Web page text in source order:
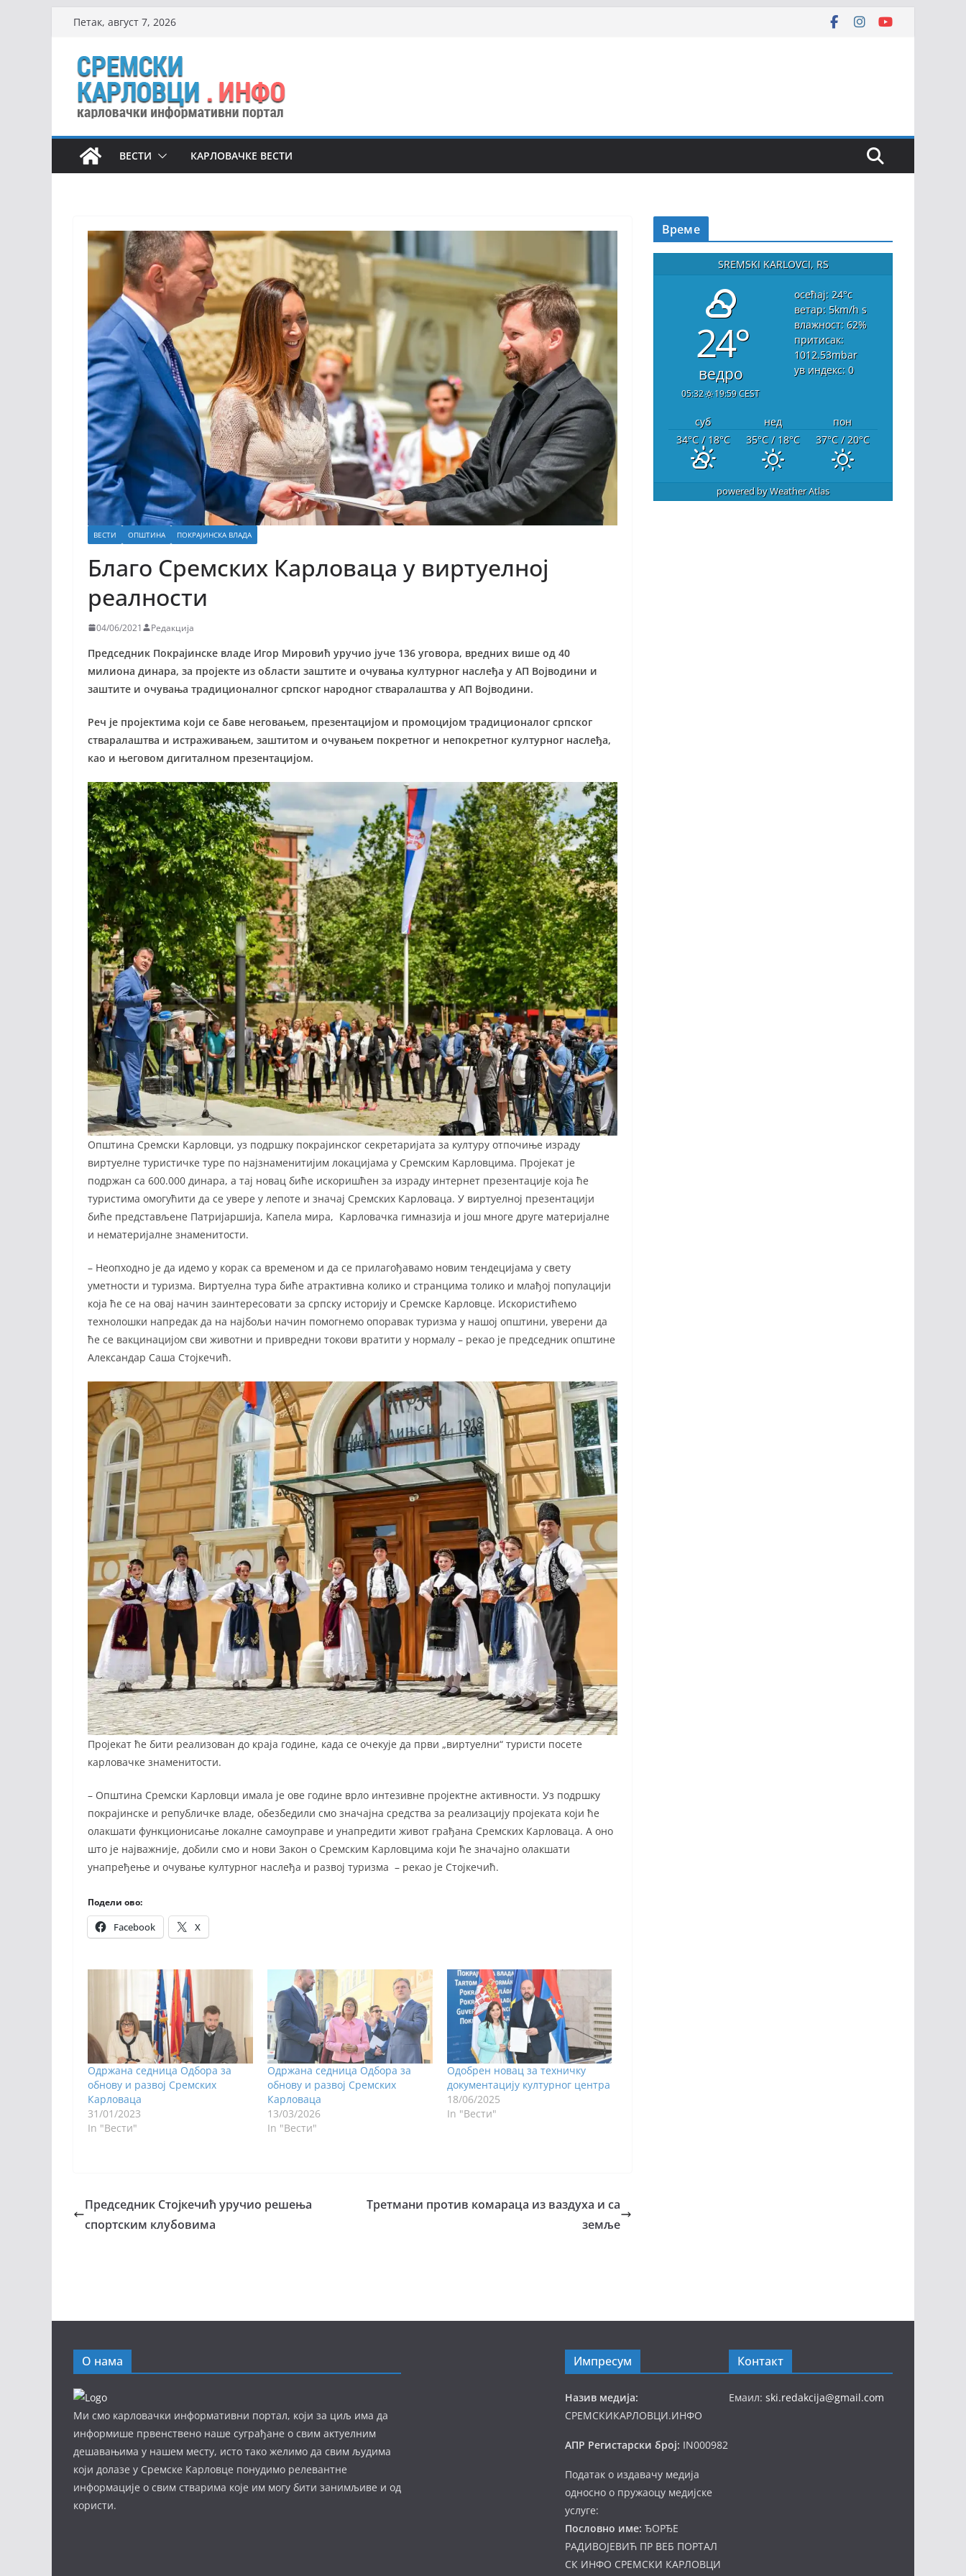
content
Петак, август 7, 2026
ВЕСТИ КАРЛОВАЧКЕ ВЕСТИ
ВЕСТИ ОПШТИНА ПОКРАЈИНСКА ВЛАДА
Благо Сремских Карловаца у виртуелној
реалности
04/06/2021 Редакција
Председник Покрајинске владе Игор Мировић уручио јуче 136 уговора, вредних више од 40
милиона динара, за пројекте из области заштите и очувања културног наслеђа у АП Војводини и
заштите и очувања традиционалног српског народног стваралаштва у АП Војводини.
Реч је пројектима који се баве неговањем, презентацијом и промоцијом традиционалог српског
стваралаштва и истраживањем, заштитом и очувањем покретног и непокретног културног наслеђа,
као и његовом дигиталном презентацијом.
Општина Сремски Карловци, уз подршку покрајинског секретаријата за културу отпочиње израду
виртуелне туристичке туре по најзнаменитијим локацијама у Сремским Kарловцима. Пројекат је
подржан са 600.000 динара, а тај новац биће искоришћен за израду интернет презентације која ће
туристима омогућити да се увере у лепоте и значај Сремских Карловаца. У виртуелној презентацији
биће представљене Патријаршија, Капела мира, Карловачка гимназија и још многе друге материјалне
и нематеријалне знаменитости.
– Неопходно је да идемо у корак са временом и да се прилагођавамо новим тендецијама у свету
уметности и туризма. Виртуелна тура биће атрактивна колико и странцима толико и млађој популацији
која ће се на овај начин заинтересовати за српску историју и Сремске Карловце. Искористићемо
технолошки напредак да на најбољи начин помогнемо опоравак туризма у нашој општини, уверени да
ће се вакцинацијом сви животни и привредни токови вратити у нормалу – рекао је председник општине
Александар Саша Стојкечић.
Пројекат ће бити реализован до краја године, када се очекује да први „виртуелни“ туристи посете
карловачке знаменитости.
– Општина Сремски Карловци имала је ове године врло интезивне пројектне активности. Уз подршку
покрајинске и републичке владе, обезбедили смо значајна средства за реализацију пројеката који ће
олакшати функционисање локалне самоуправе и унапредити живот грађана Сремских Карловаца. А оно
што је најважније, добили смо и нови Закон о Сремским Карловцима који ће значајно олакшати
унапређење и очување културног наслеђа и развој туризма – рекао је Стојкечић.
Подели ово:
Facebook X
Одржана седница Одбора за
обнову и развој Сремских
Карловаца
31/01/2023
In "Вести"
Одржана седница Одбора за
обнову и развој Сремских
Карловаца
13/03/2026
In "Вести"
Одобрен новац за техничку
документацију културног центра
18/06/2025
In "Вести"
Председник Стојкечић уручио решења
спортским клубовима
Третмани против комараца из ваздуха и са
земље
Време
SREMSKI KARLOVCI, RS
24°
ведро
05:32 19:59 CEST
осећај: 24°c
ветар: 5km/hs
влажност: 62%
притисак:
1012.53mbar
ув индекс: 0
суб нед
пон
34°C/ 18°C 35°C/ 18°C 37°C/ 20°C
powered byWeather Atlas
О нама
Ми смо карловачки информативни портал, који за циљ има да
информише првенствено наше суграђане о свим актуелним
дешавањима у нашем месту, исто тако желимо да свим људима
који долазе у Сремске Карловце понудимо релевантне
информације о свим стварима које им могу бити занимљиве и од
користи.
Импресум
Назив медија:
СРЕМСКИКАРЛОВЦИ.ИНФО
АПР Регистарски број: IN000982
Податак о издавачу медија
односно о пружаоцу медијске
услуге:
Пословно име: ЂОРЂЕ
РАДИВОЈЕВИЋ ПР ВЕБ ПОРТАЛ
СК ИНФО СРЕМСКИ КАРЛОВЦИ
Контакт
Емаил: ski.redakcija@gmail.com